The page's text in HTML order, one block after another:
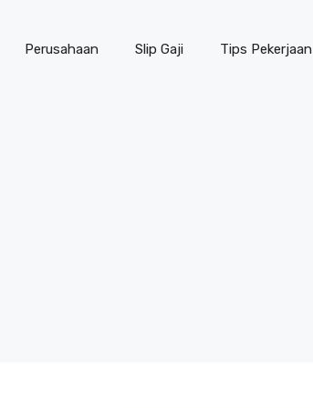
Perusahaan Slip Gaji Tips Pekerjaan